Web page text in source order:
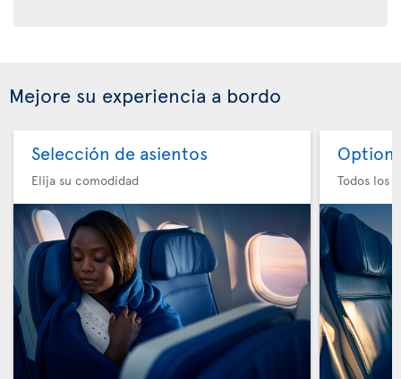
Mejore su experiencia a bordo
Selección de asientos
Elija su comodidad
Option
Todos los